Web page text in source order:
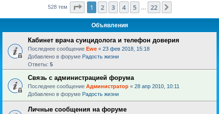
528 тем Страница из 22
1 2 3 4 5 22
Объявления
Кабинет врача суицидолога и телефон доверия
Последнее сообщение Ewe « 23 фев 2018, 15:18
Добавлено в форуме Радость жизни
Ответы: 5
Связь с администрацией форума
Последнее сообщение Администратор « 28 апр 2010, 10:11
Добавлено в форуме Радость жизни
Личные сообщения на форуме